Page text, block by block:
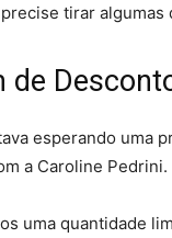
precise tirar
de
esperando uma
a Caroline Pedrini.
uma quantidade